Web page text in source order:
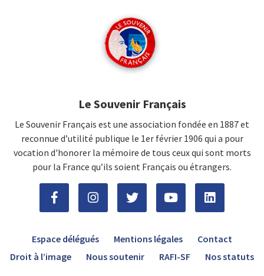
Le Souvenir Français
Le Souvenir Français est une association fondée en 1887 et
reconnue d’utilité publique le 1er février 1906 qui a pour
vocation d'honorer la mémoire de tous ceux qui sont morts
pour la France qu’ils soient Français ou étrangers.
Espace délégués Mentions légales
Contact
Droit à l’image
Nous soutenir RAFI-SF Nos statuts